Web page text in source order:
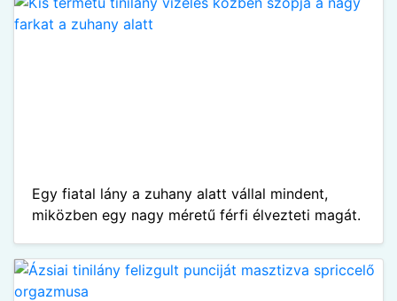
Egy fiatal lány a zuhany alatt vállal mindent,
miközben egy nagy méretű férfi élvezteti magát.